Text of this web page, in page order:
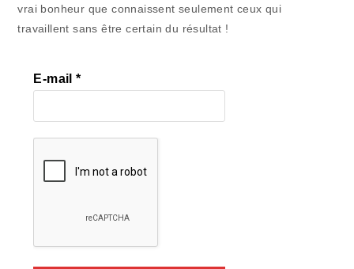
vrai bonheur que connaissent seulement ceux qui
travaillent sans être certain du résultat !
E-mail*